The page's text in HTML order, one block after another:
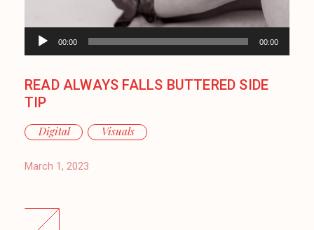
Audio
Player
00:00 00:00
READ ALWAYS FALLS BUTTERED SIDE
TIP
Digital Visuals
March 1, 2023